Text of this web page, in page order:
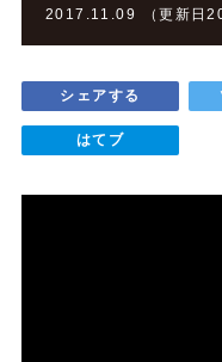
2017.11.09 （更新日
シェアする
はてブ